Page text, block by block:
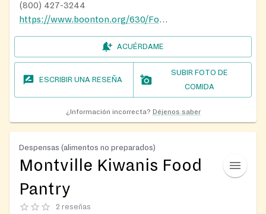
(800) 427-3244
https://www.boonton.org/630/Food-Pantries-Financial-Assistance
ACUÉRDAME
ESCRIBIR UNA RESEÑA
SUBIR FOTO DE
COMIDA
¿Información incorrecta? Déjenos saber
Despensas (alimentos no preparados)
Montville Kiwanis Food
Pantry
2 reseñas